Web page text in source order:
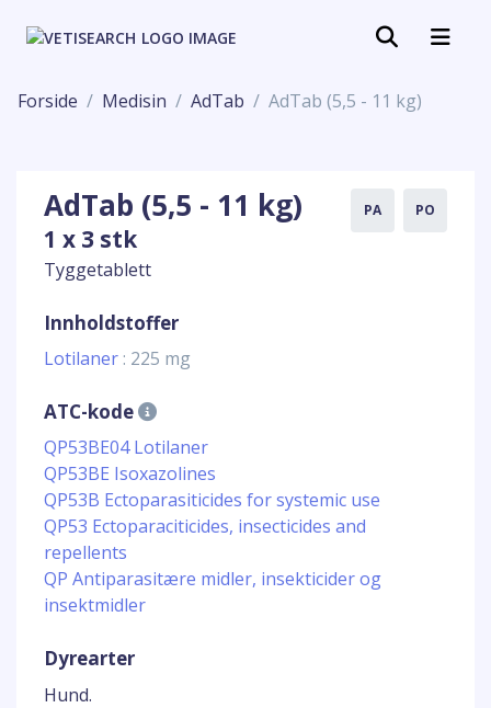
Forside Medisin AdTab AdTab (5,5 - 11 kg)
AdTab (5,5 - 11 kg)
1 x 3 stk
Tyggetablett
PA PO
Innholdstoffer
Lotilaner : 225 mg
ATC-kode
QP53BE04 Lotilaner
QP53BE Isoxazolines
QP53B Ectoparasiticides for systemic use
QP53 Ectoparaciticides, insecticides and
repellents
QP Antiparasitære midler, insekticider og
insektmidler
Dyrearter
Hund.